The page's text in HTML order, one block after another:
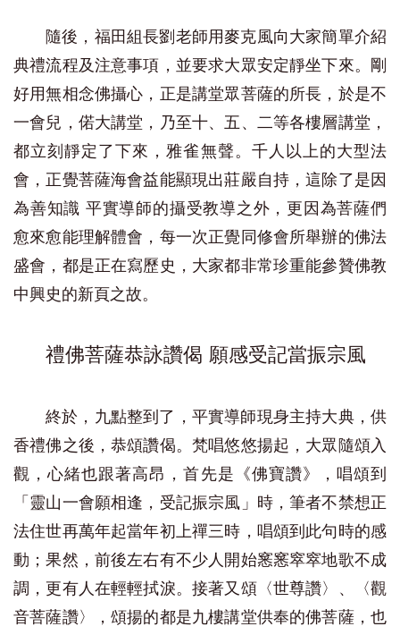
隨後，福田組長劉老師用麥克風向大家簡單介紹
典禮流程及注意事項，並要求大眾安定靜坐下來。剛
好用無相念佛攝心，正是講堂眾菩薩的所長，於是不
一會兒，偌大講堂，乃至十、五、二等各樓層講堂，
都立刻靜定了下來，雅雀無聲。千人以上的大型法
會，正覺菩薩海會益能顯現出莊嚴自持，這除了是因
為善知識 平實導師的攝受教導之外，更因為菩薩們
愈來愈能理解體會，每一次正覺同修會所舉辦的佛法
盛會，都是正在寫歷史，大家都非常珍重能參贊佛教
中興史的新頁之故。
禮佛菩薩恭詠讚偈 願感受記當振宗風
終於，九點整到了，平實導師現身主持大典，供
香禮佛之後，恭頌讚偈。梵唱悠悠揚起，大眾隨頌入
觀，心緒也跟著高昂，首先是《佛寶讚》，唱頌到
「靈山一會願相逢，受記振宗風」時，筆者不禁想正
法住世再萬年起當年初上禪三時，唱頌到此句時的感
動；果然，前後左右有不少人開始窸窸窣窣地歌不成
調，更有人在輕輕拭淚。接著又頌〈世尊讚〉、〈觀
音菩薩讚〉，頌揚的都是九樓講堂供奉的佛菩薩，也